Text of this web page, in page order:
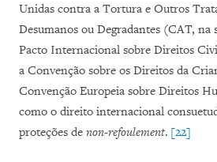
Unidas contra a Tortura e Outros
Desumanos ou Degradantes (CAT, na
Pacto Internacional sobre Direitos
a Convenção sobre os Direitos da
Convenção Europeia sobre Direitos
como o direito internacional
proteções de non-refoulement. [22]